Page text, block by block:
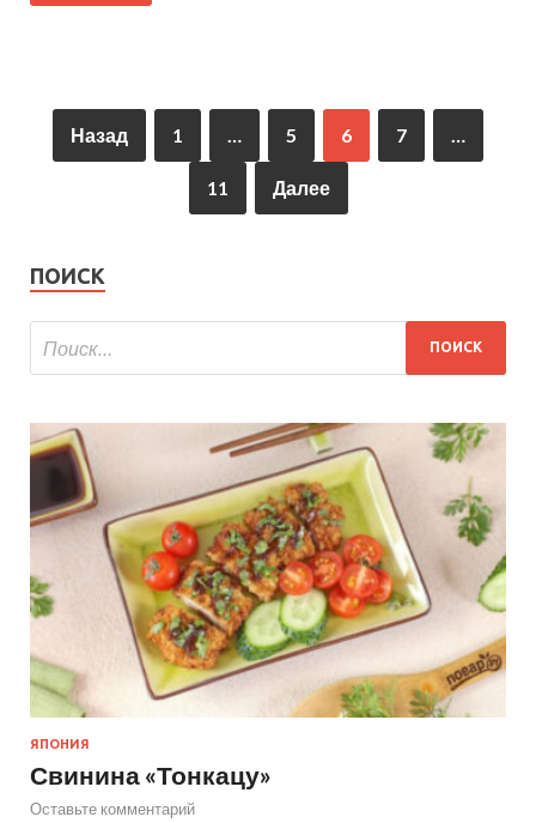
Назад 1 5 6 7
11 Далее
ПОИСК
ЯПОНИЯ
Свинина «Тонкацу»
Оставьте комментарий